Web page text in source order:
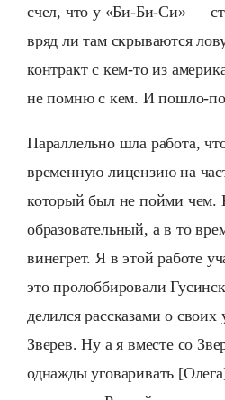
счел, что у «Би-Би-Си» —
вряд ли там скрываются
контракт с кем-то из
не помню с кем. И пошло-
Параллельно шла работа,
временную лицензию на
который был не пойми чем.
образовательный, а в то
винегрет. Я в этой работе
это пролоббировали
делился рассказами о
Зверев. Ну а я вместе со
однажды уговаривать